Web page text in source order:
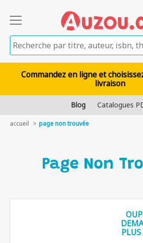
Commandez en ligne et
livraison
Blog Catalogues
accueil page non trouvée
Page Non
PLUS